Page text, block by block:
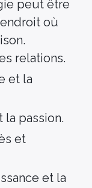
peut être
où
relations.
et la
passion.
et
et la